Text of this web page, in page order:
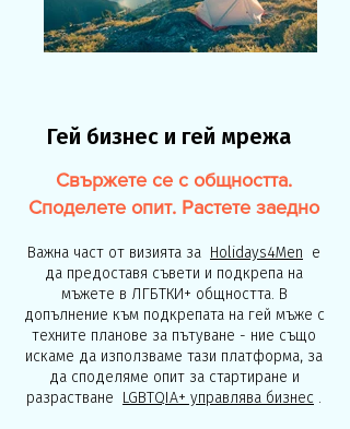
Гей бизнес и гей мрежа
Свържете се с общността.
Споделете опит. Растете заедно
Важна част от визията за Holidays4Men е
да предоставя съвети и подкрепа на
мъжете в ЛГБТКИ+ общността. В
допълнение към подкрепата на гей мъже с
техните планове за пътуване - ние също
искаме да използваме тази платформа, за
да споделяме опит за стартиране и
разрастване LGBTQIA+ управлява бизнес .